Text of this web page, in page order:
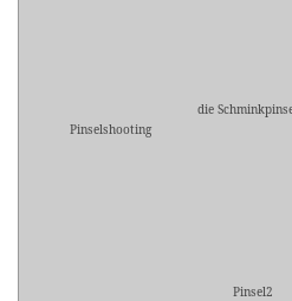
Pinselshooting
die
Pinsel2